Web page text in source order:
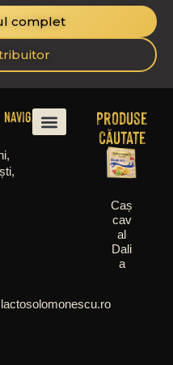
complet
Navigare
Produse
căutate
Caș
cav
al
Dali
a